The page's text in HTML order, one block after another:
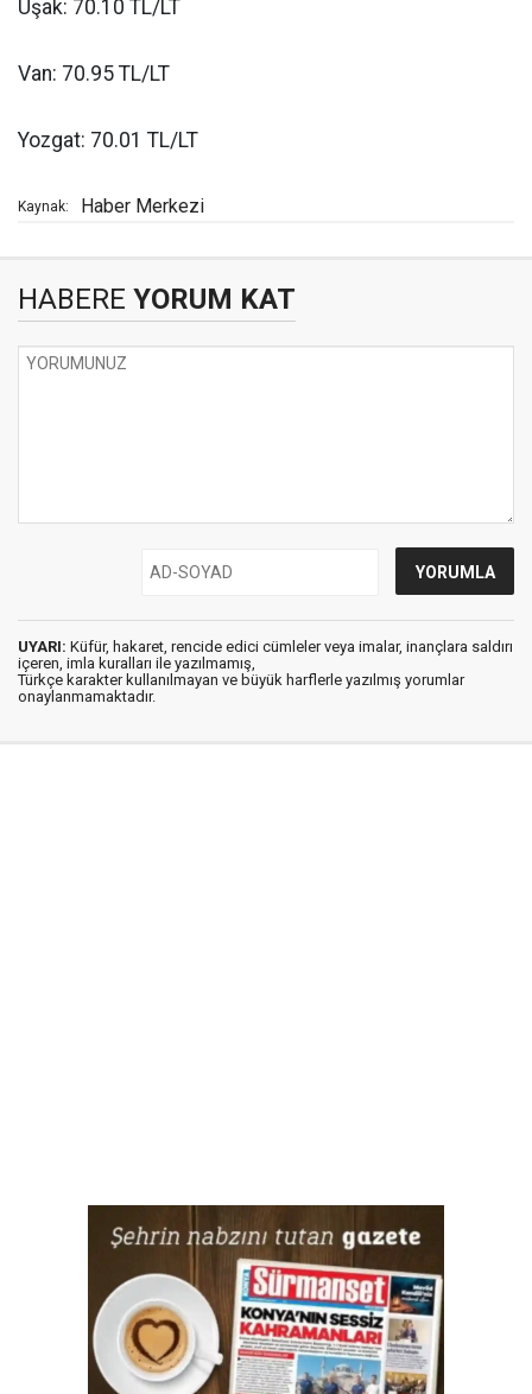
Uşak: 70.10 TL/LT
Van: 70.95 TL/LT
Yozgat: 70.01 TL/LT
Kaynak: Haber Merkezi
HABERE YORUM KAT
UYARI: Küfür, hakaret, rencide edici cümleler veya imalar, inançlara saldırı
içeren, imla kuralları ile yazılmamış,
Türkçe karakter kullanılmayan ve büyük harflerle yazılmış yorumlar
onaylanmamaktadır.